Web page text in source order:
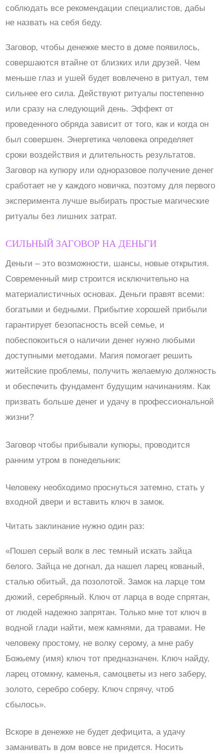
соблюдать все рекомендации специалистов, дабы
не назвать на себя беду.
Заговор, чтобы денежке место в доме появилось,
совершаются втайне от близких или друзей. Чем
меньше глаз и ушей будет вовлечено в ритуал, тем
сильнее его сила. Действуют ритуалы постепенно
или сразу на следующий день. Эффект от
проведенного обряда зависит от того, как и когда он
был совершен. Энергетика человека определяет
сроки воздействия и длительность результатов.
Заговор на купюру или одноразовое получение денег
сработает не у каждого новичка, поэтому для первого
эксперимента лучше выбирать простые магические
ритуалы без лишних затрат.
СИЛЬНЫЙ ЗАГОВОР НА ДЕНЬГИ
Деньги – это возможности, шансы, новые открытия.
Современный мир строится исключительно на
материалистичных основах. Деньги правят всеми:
богатыми и бедными. Прибытие хорошей прибыли
гарантирует безопасность всей семье, и
побеспокоиться о наличии денег нужно любыми
доступными методами. Магия помогает решить
житейские проблемы, получить желаемую должность
и обеспечить фундамент будущим начинаниям. Как
призвать больше денег и удачу в профессиональной
жизни?
Заговор чтобы прибывали купюры, проводится
ранним утром в понедельник:
Человеку необходимо проснуться затемно, стать у
входной двери и вставить ключ в замок.
Читать заклинание нужно один раз:
«Пошел серый волк в лес темный искать зайца
белого. Зайца не догнал, да нашел ларец кованый,
сталью обитый, да позолотой. Замок на ларце том
дюжий, серебряный. Ключ от ларца в воде спрятан,
от людей надежно запрятан. Только мне тот ключ в
водной глади найти, меж камнями, да травами. Не
человеку простому, не волку серому, а мне рабу
Божьему (имя) ключ тот предназначен. Ключ найду,
ларец отомкну, каменья, самоцветы из него заберу,
золото, серебро соберу. Ключ спрячу, чтоб
сбылось».
Вскоре в денежке не будет дефицита, а удачу
заманивать в дом вовсе не придется. Носить